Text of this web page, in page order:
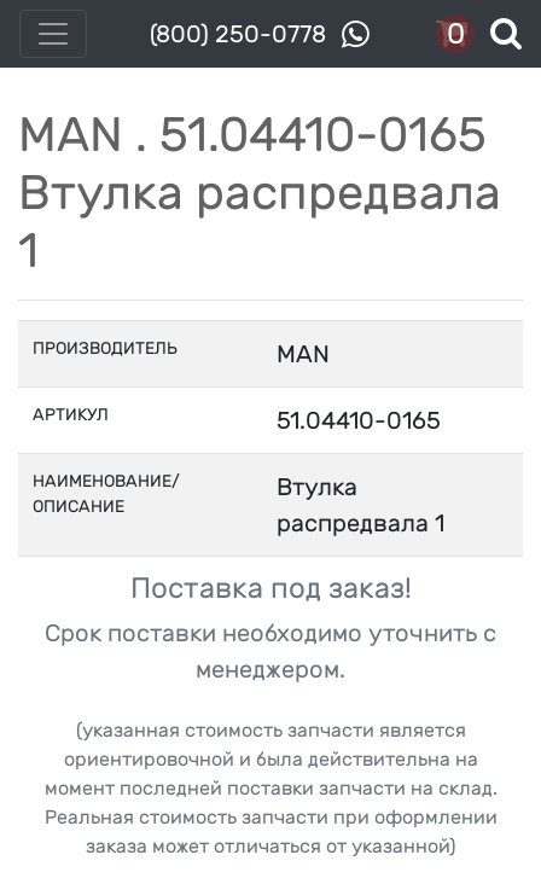
(800) 250-0778 0
MAN . 51.04410-0165
Втулка распредвала
1
ПРОИЗВОДИТЕЛЬ MAN
АРТИКУЛ 51.04410-0165
НАИМЕНОВАНИЕ/
ОПИСАНИЕ
Втулка
распредвала 1
Поставка под заказ!
Срок поставки необходимо уточнить с
менеджером.
(указанная стоимость запчасти является
ориентировочной и была действительна на
момент последней поставки запчасти на склад.
Реальная стоимость запчасти при оформлении
заказа может отличаться от указанной)